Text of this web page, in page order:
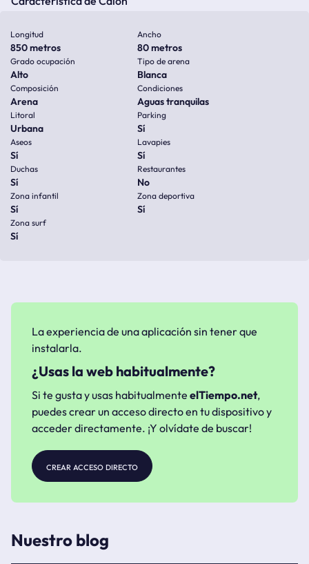
Longitud
850 metros
Ancho
80 metros
Grado ocupación
Alto
Tipo de arena
Blanca
Composición
Arena
Condiciones
Aguas tranquilas
Litoral
Urbana
Parking
Sí
Aseos
Sí
Lavapies
Sí
Duchas
Sí
Restaurantes
No
Zona infantil
Sí
Zona deportiva
Sí
Zona surf
Sí
La experiencia de una aplicación sin tener que
instalarla.
¿Usas la web habitualmente?
Si te gusta y usas habitualmente elTiempo.net,
puedes crear un acceso directo en tu dispositivo y
acceder directamente. ¡Y olvídate de buscar!
crear acceso directo
Nuestro blog